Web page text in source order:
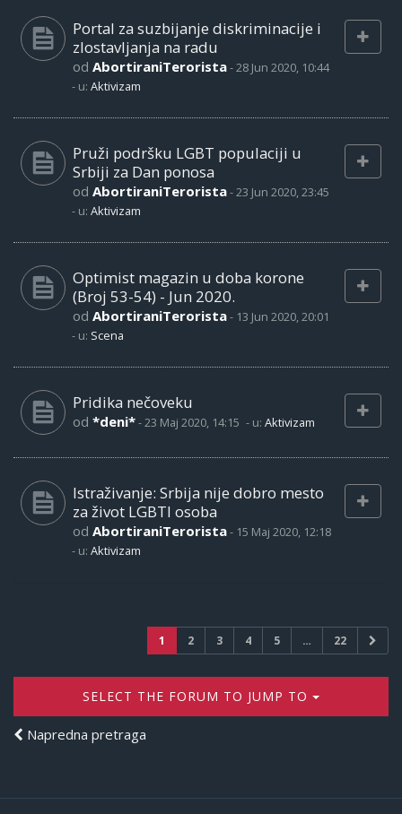
Portal za suzbijanje diskriminacije i
zlostavljanja na radu
od AbortiraniTerorista-28 Jun 2020, 10:44
- u: Aktivizam
Pruži podršku LGBT populaciji u
Srbiji za Dan ponosa
od AbortiraniTerorista-23 Jun 2020, 23:45
- u: Aktivizam
Optimist magazin u doba korone
(Broj 53-54) - Jun 2020.
od AbortiraniTerorista- 13 Jun 2020, 20:01
- u: Scena
Pridika nečoveku
od *deni*-23 Maj 2020, 14:15 - u: Aktivizam
Istraživanje: Srbija nije dobro mesto
za život LGBTI osoba
od AbortiraniTerorista- 15 Maj 2020, 12:18
- u: Aktivizam
1 2 3 4 5 … 22
SELECT THE FORUM TO JUMP TO
Napredna pretraga